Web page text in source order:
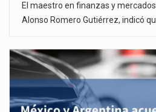
El maestro en finanzas y
Alonso Romero Gutiérrez, indicó